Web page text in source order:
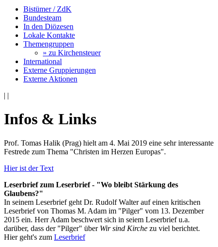
Bistümer / ZdK
Bundesteam
In den Diözesen
Lokale Kontakte
Themengruppen
» zu Kirchensteuer
International
Externe Gruppierungen
Externe Aktionen
| |
Infos & Links
Prof. Tomas Halik (Prag) hielt am 4. Mai 2019 eine sehr interessante
Festrede zum Thema "Christen im Herzen Europas".
Hier ist der Text
Leserbrief zum Leserbrief - "Wo bleibt Stärkung des
Glaubens?"
In seinem Leserbrief geht Dr. Rudolf Walter auf einen kritischen
Leserbrief von Thomas M. Adam im "Pilger" vom 13. Dezember
2015 ein. Herr Adam beschwert sich in seiem Leserbrief u.a.
darüber, dass der "Pilger" über Wir sind Kirche zu viel berichtet.
Hier geht's zum Leserbrief